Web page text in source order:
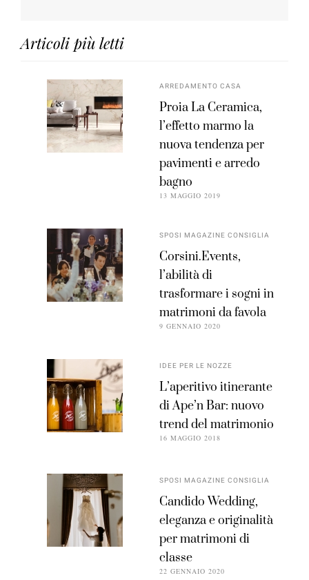
Articoli più letti
ARREDAMENTO CASA
Proia La Ceramica,
l’effetto marmo la
nuova tendenza per
pavimenti e arredo
bagno
13 MAGGIO 2019
SPOSI MAGAZINE CONSIGLIA
Corsini.Events,
l’abilità di
trasformare i sogni in
matrimoni da favola
9 GENNAIO 2020
IDEE PER LE NOZZE
L’aperitivo itinerante
di Ape’n Bar: nuovo
trend del matrimonio
16 MAGGIO 2018
SPOSI MAGAZINE CONSIGLIA
Candido Wedding,
eleganza e originalità
per matrimoni di
classe
22 GENNAIO 2020